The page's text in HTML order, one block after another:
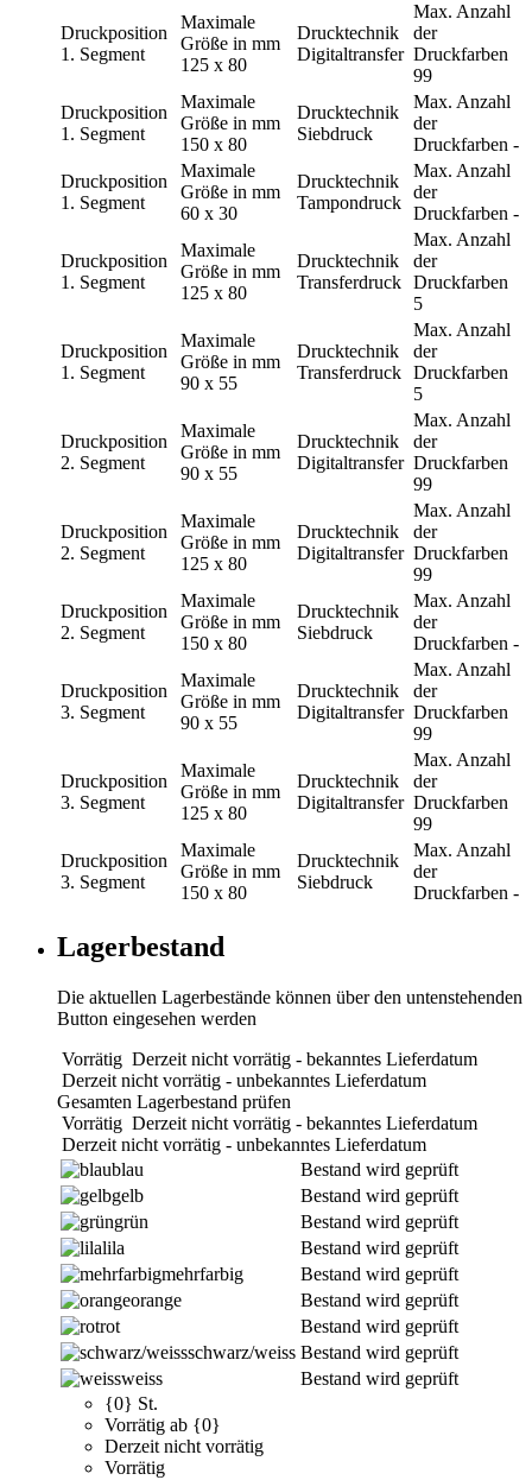
Druckposition
1. Segment
Maximale
Größe in mm
125 x 80
Drucktechnik
Digitaltransfer
Max. Anzahl
der
Druckfarben
99
Druckposition
1. Segment
Maximale
Größe in mm
150 x 80
Drucktechnik
Siebdruck
Max. Anzahl
der
Druckfarben -
Druckposition
1. Segment
Maximale
Größe in mm
60 x 30
Drucktechnik
Tampondruck
Max. Anzahl
der
Druckfarben -
Druckposition
1. Segment
Maximale
Größe in mm
125 x 80
Drucktechnik
Transferdruck
Max. Anzahl
der
Druckfarben
5
Druckposition
1. Segment
Maximale
Größe in mm
90 x 55
Drucktechnik
Transferdruck
Max. Anzahl
der
Druckfarben
5
Druckposition
2. Segment
Maximale
Größe in mm
90 x 55
Drucktechnik
Digitaltransfer
Max. Anzahl
der
Druckfarben
99
Druckposition
2. Segment
Maximale
Größe in mm
125 x 80
Drucktechnik
Digitaltransfer
Max. Anzahl
der
Druckfarben
99
Druckposition
2. Segment
Maximale
Größe in mm
150 x 80
Drucktechnik
Siebdruck
Max. Anzahl
der
Druckfarben -
Druckposition
3. Segment
Maximale
Größe in mm
90 x 55
Drucktechnik
Digitaltransfer
Max. Anzahl
der
Druckfarben
99
Druckposition
3. Segment
Maximale
Größe in mm
125 x 80
Drucktechnik
Digitaltransfer
Max. Anzahl
der
Druckfarben
99
Druckposition
3. Segment
Maximale
Größe in mm
150 x 80
Drucktechnik
Siebdruck
Max. Anzahl
der
Druckfarben -
Lagerbestand
Die aktuellen Lagerbestände können über den untenstehenden
Button eingesehen werden
Vorrätig Derzeit nicht vorrätig - bekanntes Lieferdatum
Derzeit nicht vorrätig - unbekanntes Lieferdatum
Gesamten Lagerbestand prüfen
Vorrätig Derzeit nicht vorrätig - bekanntes Lieferdatum
Derzeit nicht vorrätig - unbekanntes Lieferdatum
blau
Bestand wird geprüft
gelb
Bestand wird geprüft
grün
Bestand wird geprüft
lila
Bestand wird geprüft
mehrfarbig
Bestand wird geprüft
orange
Bestand wird geprüft
rot
Bestand wird geprüft
schwarz/weiss Bestand wird geprüft
weiss
Bestand wird geprüft
{0} St.
Vorrätig ab {0}
Derzeit nicht vorrätig
Vorrätig